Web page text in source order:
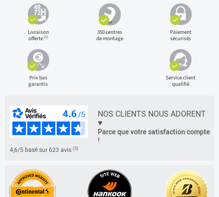
Livraison
offerte(1)
350 centres
de montage
Paiement
sécurisés
Prix bas
garantis
Service client
qualifié
NOS CLIENTS NOUS ADORENT
♥
Parce que votre satisfaction compte
!
4,6/5 basé sur 623 avis (3)